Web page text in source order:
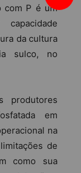
com P é um
da cultura
sulco, no
produtores
em
na
de
como sua